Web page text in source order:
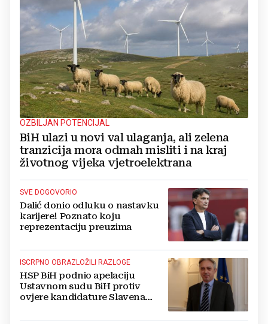
OZBILJAN POTENCIJAL
BiH ulazi u novi val ulaganja, ali zelena
tranzicija mora odmah misliti i na kraj
životnog vijeka vjetroelektrana
SVE DOGOVORIO
Dalić donio odluku o nastavku
karijere! Poznato koju
reprezentaciju preuzima
ISCRPNO OBRAZLOŽILI RAZLOGE
HSP BiH podnio apelaciju
Ustavnom sudu BiH protiv
ovjere kandidature Slavena